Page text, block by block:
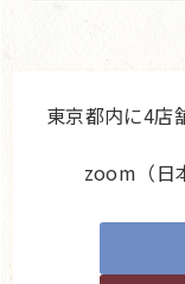
東京都内に4店
zoom（日